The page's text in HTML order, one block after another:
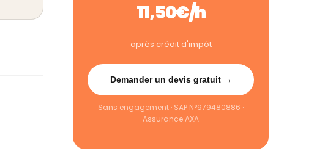
11,50€/h
après crédit d'impôt
Demander un devis gratuit →
Sans engagement · SAP N°979480886 ·
Assurance AXA